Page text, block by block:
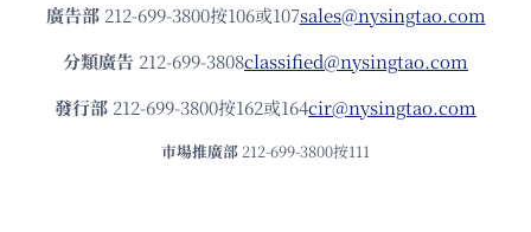
廣告部212-699-3800按106或107sales@nysingtao.com
分類廣告 212-699-3808classified@nysingtao.com
發⾏部 212-699-3800按162或164cir@nysingtao.com
市場推廣部 212-699-3800按111